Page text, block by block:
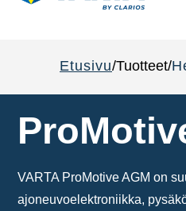
Etusivu Tuotteet
VARTA ProMotive AGM on
ajoneuvoelektroniikka,